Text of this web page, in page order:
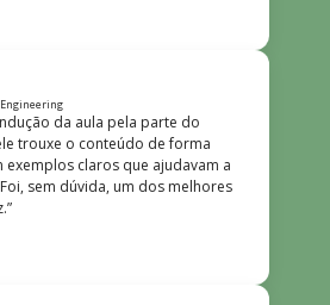
da aula pela parte do
trouxe o conteúdo de forma
exemplos claros que ajudavam a
sem dúvida, um dos melhores